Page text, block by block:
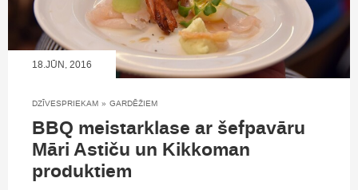
18.JŪN, 2016
DZĪVESPRIEKAM » GARDĒŽIEM
BBQ meistarklase ar šefpavāru
Māri Astiču un Kikkoman
produktiem